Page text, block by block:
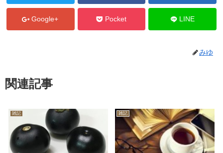
Google+ Pocket LINE
みゆ
関連記事
雑記 雑記